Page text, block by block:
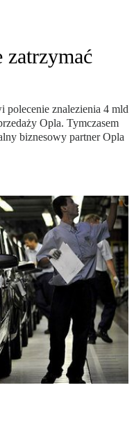
zatrzymać
polecenie znalezienia 4 mld
Opla. Tymczasem
biznesowy partner Opla